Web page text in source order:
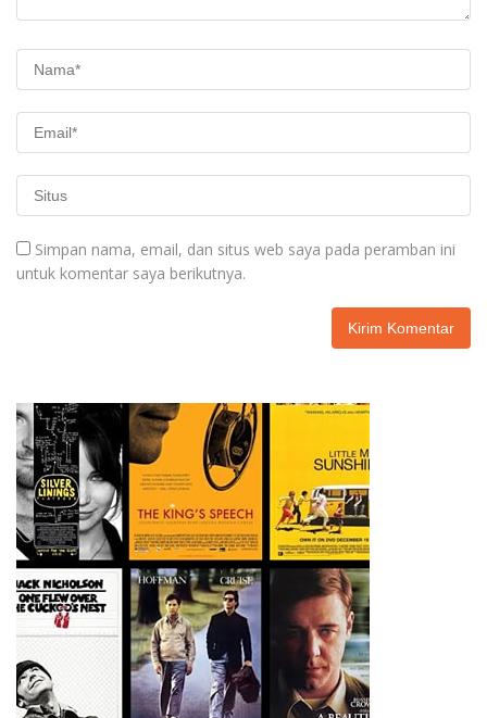
Simpan nama, email, dan situs web saya pada peramban ini
untuk komentar saya berikutnya.